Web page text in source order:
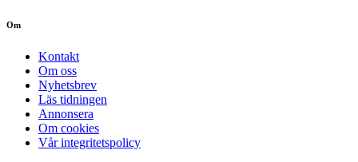
Om
Kontakt
Om oss
Nyhetsbrev
Läs tidningen
Annonsera
Om cookies
Vår integritetspolicy